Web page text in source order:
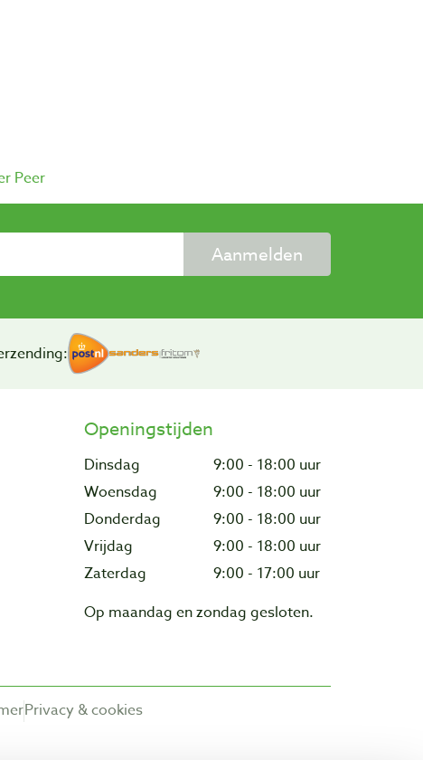
Peer
Aanmelden
Openingstijden
Dinsdag
9:00 - 18:00 uur
Woensdag
9:00 - 18:00 uur
Donderdag
9:00 - 18:00 uur
Vrijdag
9:00 - 18:00 uur
Zaterdag
9:00 - 17:00 uur
Op maandag en zondag gesloten.
Privacy & cookies